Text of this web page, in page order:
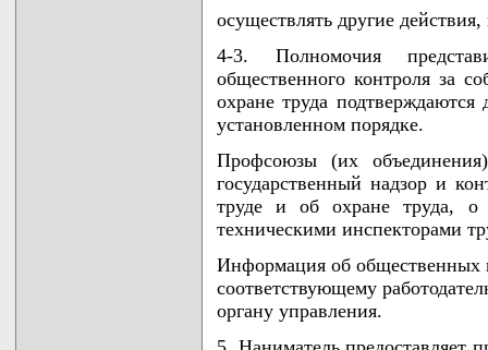
осуществлять другие
4-3. Полномочия
общественного контроля за
охране труда
установленном порядке.
Профсоюзы (их
государственный надзор и
труде и об охране труда, о
техническими инспекторами
Информация об общественных
соответствующему
органу управления.